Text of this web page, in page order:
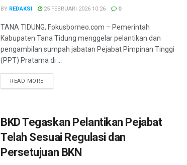
BY REDAKSI 25 FEBRUARI 2026 10:26 0
TANA TIDUNG, Fokusborneo.com – Pemerintah
Kabupaten Tana Tidung menggelar pelantikan dan
pengambilan sumpah jabatan Pejabat Pimpinan Tinggi
(PPT) Pratama di ...
READ MOREDETAILS
BKD Tegaskan Pelantikan Pejabat
Telah Sesuai Regulasi dan
Persetujuan BKN